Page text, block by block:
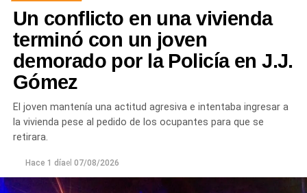
Un conflicto en una vivienda
terminó con un joven
demorado por la Policía en J.J.
Gómez
El joven mantenía una actitud agresiva e intentaba ingresar a
la vivienda pese al pedido de los ocupantes para que se
retirara.
Hace 1 díael 07/08/2026